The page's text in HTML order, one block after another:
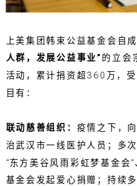
上美集团韩束公益基金会自
人群，发展公益事业” 的立会
活动，累计捐资超360万，
目有：
联动慈善组织： 疫情之下，
治武汉市一线医护人员；多
“东方美谷风雨彩虹梦基金会
基金会发起爱心捐赠；持续